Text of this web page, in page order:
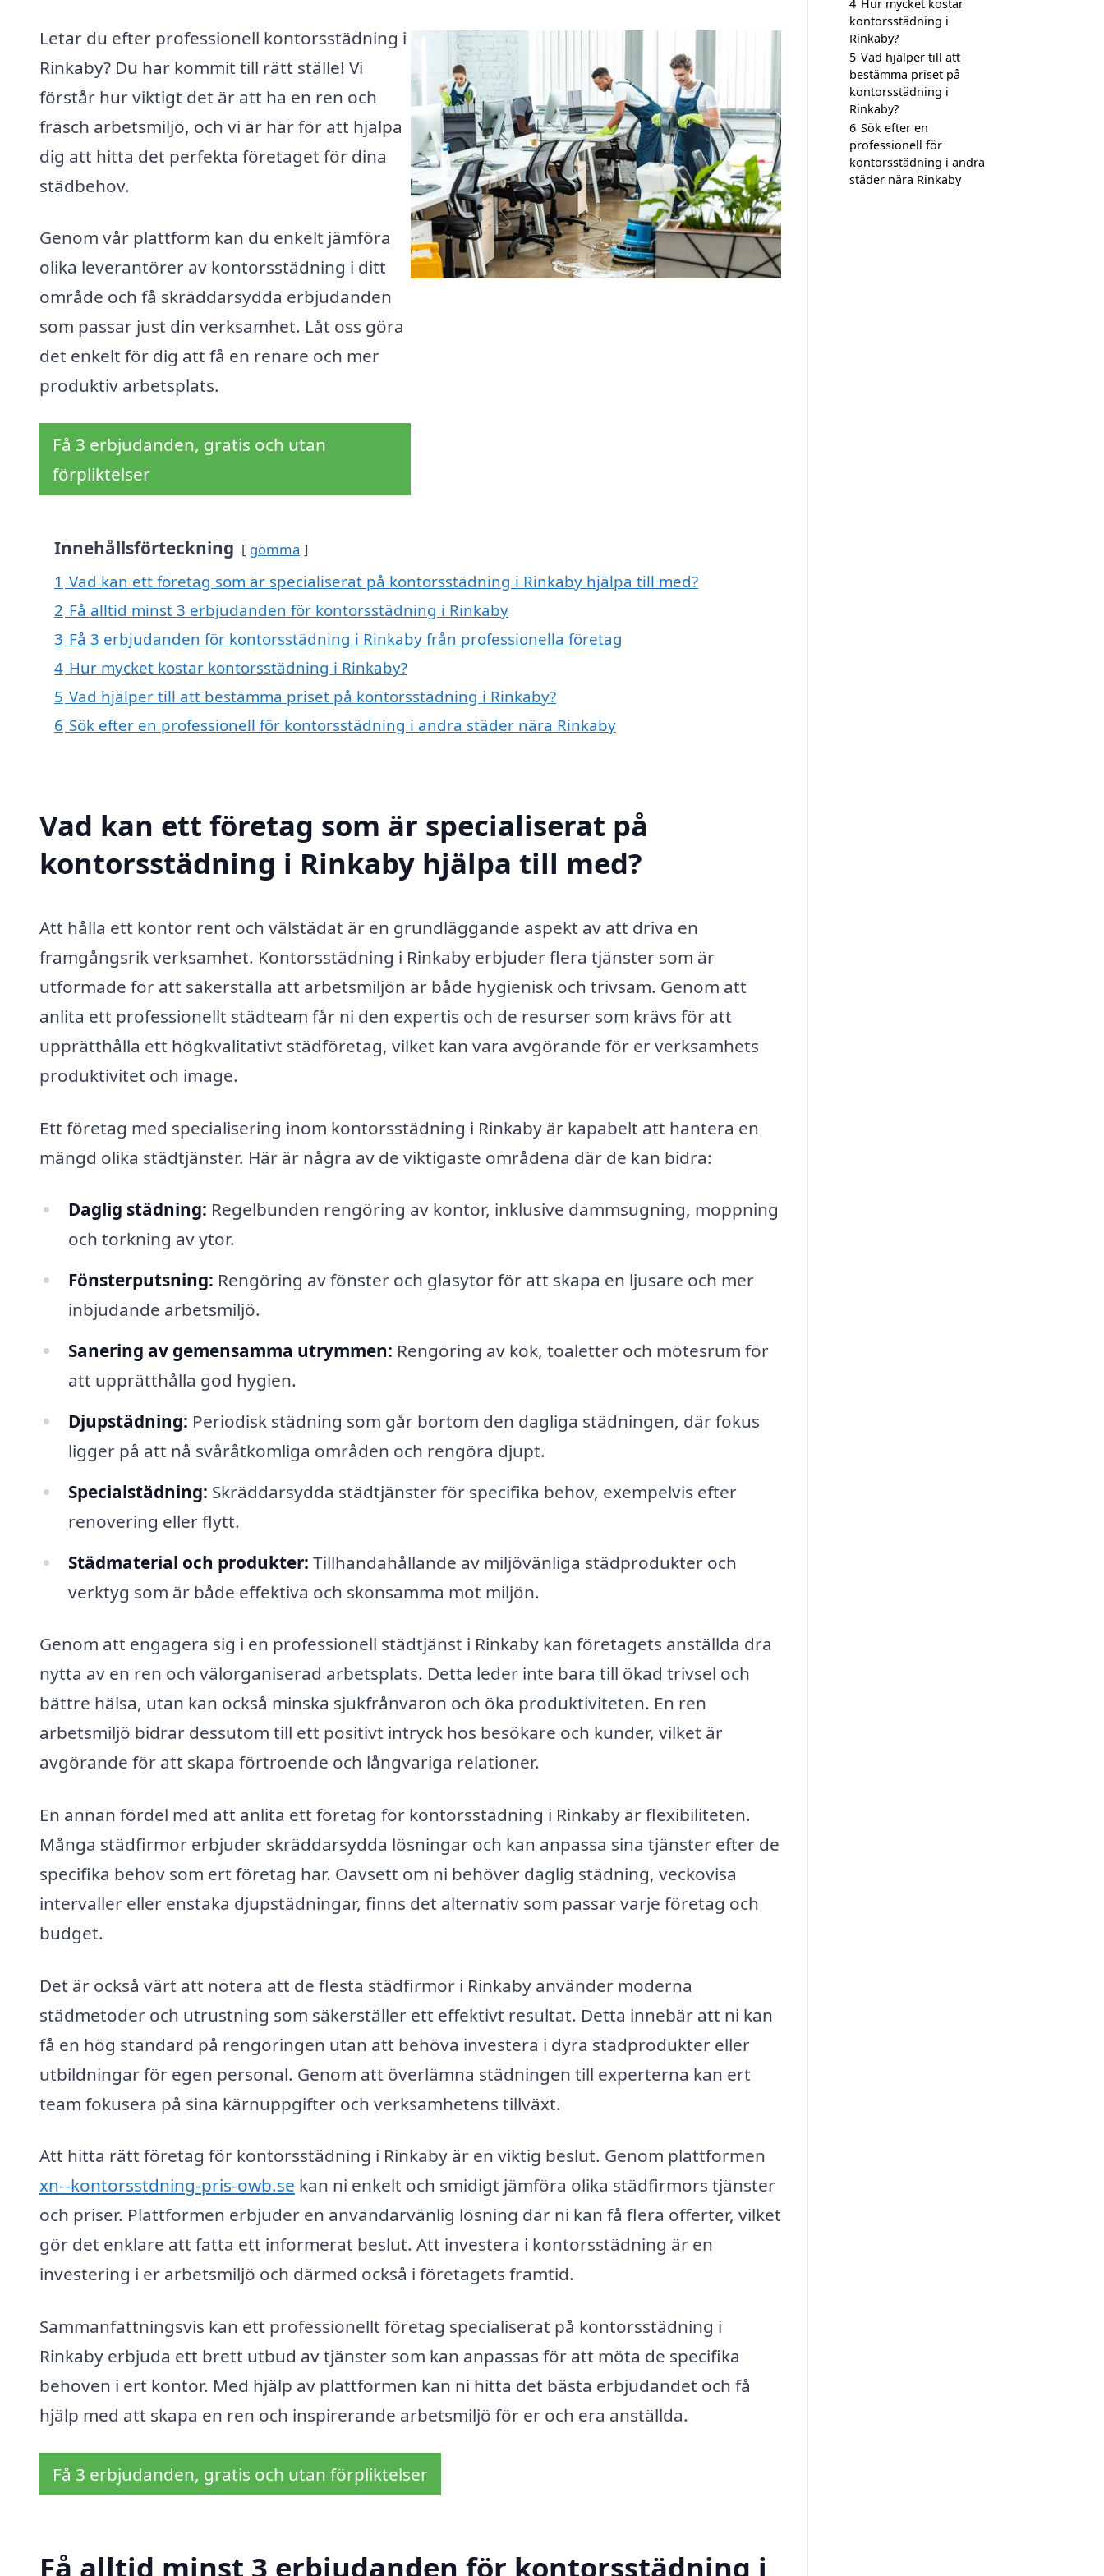
Letar du efter professionell kontorsstädning i
Rinkaby? Du har kommit till rätt ställe! Vi
förstår hur viktigt det är att ha en ren och
fräsch arbetsmiljö, och vi är här för att hjälpa
dig att hitta det perfekta företaget för dina
städbehov.
Genom vår plattform kan du enkelt jämföra
olika leverantörer av kontorsstädning i ditt
område och få skräddarsydda erbjudanden
som passar just din verksamhet. Låt oss göra
det enkelt för dig att få en renare och mer
produktiv arbetsplats.
Få 3 erbjudanden, gratis och utan
förpliktelser
Innehållsförteckning gömma
1 Vad kan ett företag som är specialiserat på kontorsstädning i Rinkaby hjälpa till med?
2 Få alltid minst 3 erbjudanden för kontorsstädning i Rinkaby
3 Få 3 erbjudanden för kontorsstädning i Rinkaby från professionella företag
4 Hur mycket kostar kontorsstädning i Rinkaby?
5 Vad hjälper till att bestämma priset på kontorsstädning i Rinkaby?
6 Sök efter en professionell för kontorsstädning i andra städer nära Rinkaby
Vad kan ett företag som är specialiserat på
kontorsstädning i Rinkaby hjälpa till med?
Att hålla ett kontor rent och välstädat är en grundläggande aspekt av att driva en
framgångsrik verksamhet. Kontorsstädning i Rinkaby erbjuder flera tjänster som är
utformade för att säkerställa att arbetsmiljön är både hygienisk och trivsam. Genom att
anlita ett professionellt städteam får ni den expertis och de resurser som krävs för att
upprätthålla ett högkvalitativt städföretag, vilket kan vara avgörande för er verksamhets
produktivitet och image.
Ett företag med specialisering inom kontorsstädning i Rinkaby är kapabelt att hantera en
mängd olika städtjänster. Här är några av de viktigaste områdena där de kan bidra:
Daglig städning: Regelbunden rengöring av kontor, inklusive dammsugning, moppning
och torkning av ytor.
Fönsterputsning: Rengöring av fönster och glasytor för att skapa en ljusare och mer
inbjudande arbetsmiljö.
Sanering av gemensamma utrymmen: Rengöring av kök, toaletter och mötesrum för
att upprätthålla god hygien.
Djupstädning: Periodisk städning som går bortom den dagliga städningen, där fokus
ligger på att nå svåråtkomliga områden och rengöra djupt.
Specialstädning: Skräddarsydda städtjänster för specifika behov, exempelvis efter
renovering eller flytt.
Städmaterial och produkter: Tillhandahållande av miljövänliga städprodukter och
verktyg som är både effektiva och skonsamma mot miljön.
Genom att engagera sig i en professionell städtjänst i Rinkaby kan företagets anställda dra
nytta av en ren och välorganiserad arbetsplats. Detta leder inte bara till ökad trivsel och
bättre hälsa, utan kan också minska sjukfrånvaron och öka produktiviteten. En ren
arbetsmiljö bidrar dessutom till ett positivt intryck hos besökare och kunder, vilket är
avgörande för att skapa förtroende och långvariga relationer.
En annan fördel med att anlita ett företag för kontorsstädning i Rinkaby är flexibiliteten.
Många städfirmor erbjuder skräddarsydda lösningar och kan anpassa sina tjänster efter de
specifika behov som ert företag har. Oavsett om ni behöver daglig städning, veckovisa
intervaller eller enstaka djupstädningar, finns det alternativ som passar varje företag och
budget.
Det är också värt att notera att de flesta städfirmor i Rinkaby använder moderna
städmetoder och utrustning som säkerställer ett effektivt resultat. Detta innebär att ni kan
få en hög standard på rengöringen utan att behöva investera i dyra städprodukter eller
utbildningar för egen personal. Genom att överlämna städningen till experterna kan ert
team fokusera på sina kärnuppgifter och verksamhetens tillväxt.
Att hitta rätt företag för kontorsstädning i Rinkaby är en viktig beslut. Genom plattformen
xn--kontorsstdning-pris-owb.se kan ni enkelt och smidigt jämföra olika städfirmors tjänster
och priser. Plattformen erbjuder en användarvänlig lösning där ni kan få flera offerter, vilket
gör det enklare att fatta ett informerat beslut. Att investera i kontorsstädning är en
investering i er arbetsmiljö och därmed också i företagets framtid.
Sammanfattningsvis kan ett professionellt företag specialiserat på kontorsstädning i
Rinkaby erbjuda ett brett utbud av tjänster som kan anpassas för att möta de specifika
behoven i ert kontor. Med hjälp av plattformen kan ni hitta det bästa erbjudandet och få
hjälp med att skapa en ren och inspirerande arbetsmiljö för er och era anställda.
Få 3 erbjudanden, gratis och utan förpliktelser
Få alltid minst 3 erbjudanden för kontorsstädning i
4 Hur mycket kostar
kontorsstädning i
Rinkaby?
5 Vad hjälper till att
bestämma priset på
kontorsstädning i
Rinkaby?
6 Sök efter en
professionell för
kontorsstädning i andra
städer nära Rinkaby